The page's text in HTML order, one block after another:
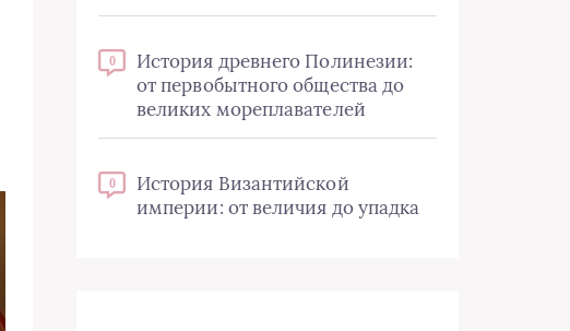
0
История древнего Полинезии:
от первобытного общества до
великих мореплавателей
0
История Византийской
империи: от величия до упадка